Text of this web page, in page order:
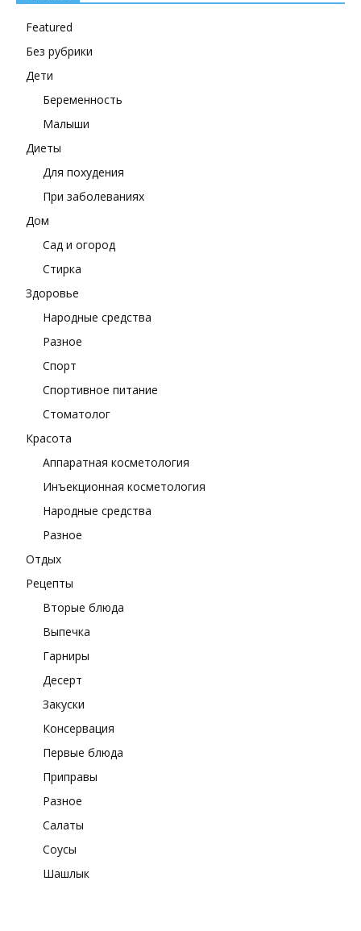
Featured
Без рубрики
Дети
Беременность
Малыши
Диеты
Для похудения
При заболеваниях
Дом
Сад и огород
Стирка
Здоровье
Народные средства
Разное
Спорт
Спортивное питание
Стоматолог
Красота
Аппаратная косметология
Инъекционная косметология
Народные средства
Разное
Отдых
Рецепты
Вторые блюда
Выпечка
Гарниры
Десерт
Закуски
Консервация
Первые блюда
Приправы
Разное
Салаты
Соусы
Шашлык